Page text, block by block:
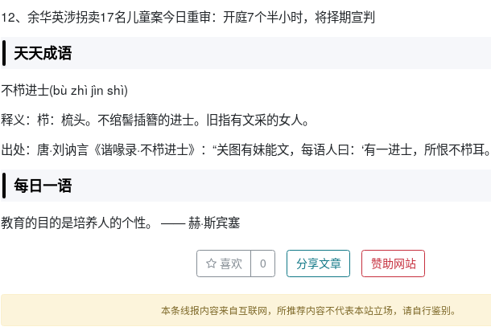
12、余华英涉拐卖17名儿童案今日重审：开庭7个半小时，将择期宣判
天天成语
不栉进士(bù zhì jìn shì)
释义：栉：梳头。不绾髻插簪的进士。旧指有文采的女人。
出处：唐·刘讷言《谐喙录·不栉进士》：“关图有妹能文，每语人曰：‘有一进士，所恨不栉耳
每日一语
教育的目的是培养人的个性。 —— 赫·斯宾塞
喜欢 0 分享文章 赞助网站
本条线报内容来自互联网，所推荐内容不代表本站立场，请自行鉴别。